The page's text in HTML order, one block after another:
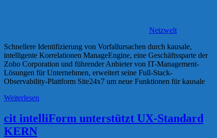
Netzwelt
Schnellere Identifizierung von Vorfallursachen durch kausale,
intelligente Korrelationen ManageEngine, eine Geschäftssparte der
Zoho Corporation und führender Anbieter von IT-Management-
Lösungen für Unternehmen, erweitert seine Full-Stack-
Observability-Plattform Site24x7 um neue Funktionen für kausale
Weiterlesen
cit intelliForm unterstützt UX-Standard
KERN